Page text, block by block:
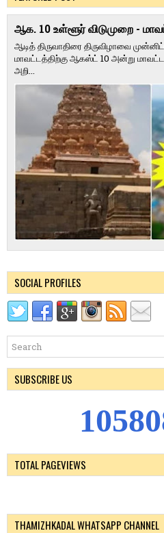
ஆக. 10 உள்ளூர் விடுமுறை -
ஆடித் திருவாதிரை திருவிழாவை
மாவட்டத்திற்கு ஆகஸ்ட் 10 அன்று மாவட்ட
அறி...
SOCIAL PROFILES
SUBSCRIBE US
10580
TOTAL PAGEVIEWS
THAMIZHKADAL WHATSAPP CHANNEL